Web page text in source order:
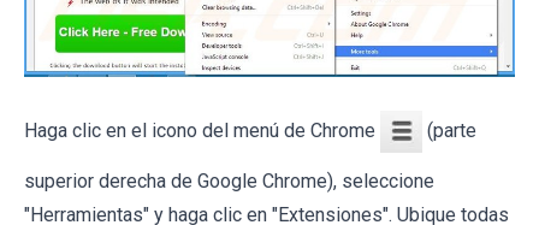
Haga clic en el icono del menú de Chrome (parte
superior derecha de Google Chrome), seleccione
"Herramientas" y haga clic en "Extensiones". Ubique todas